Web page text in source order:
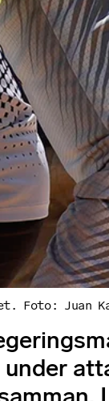
Foto: Juan